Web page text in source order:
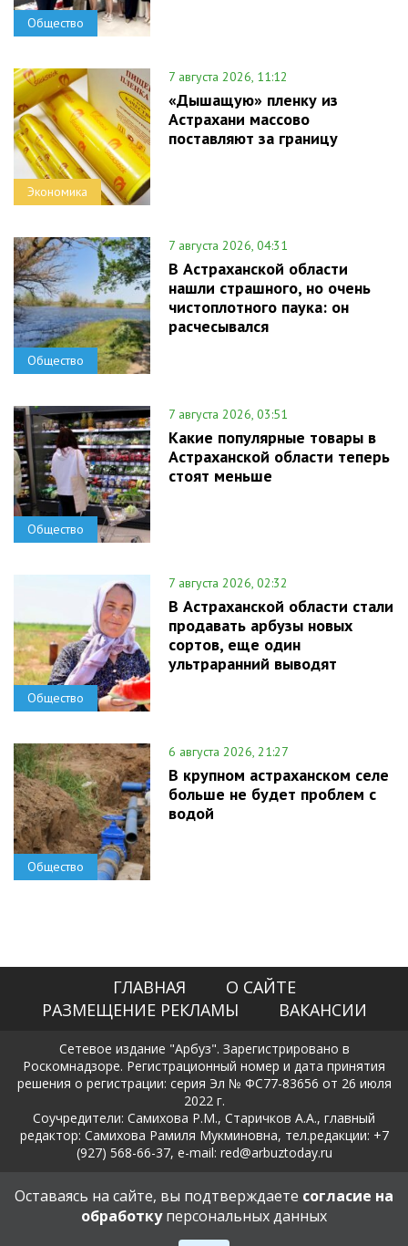
Общество
Экономика
7 августа 2026, 11:12
«Дышащую» пленку из
Астрахани массово
поставляют за границу
Общество
7 августа 2026, 04:31
В Астраханской области
нашли страшного, но очень
чистоплотного паука: он
расчесывался
Общество
7 августа 2026, 03:51
Какие популярные товары в
Астраханской области теперь
стоят меньше
Общество
7 августа 2026, 02:32
В Астраханской области стали
продавать арбузы новых
сортов, еще один
ультраранний выводят
Общество
6 августа 2026, 21:27
В крупном астраханском селе
больше не будет проблем с
водой
ГЛАВНАЯ
О САЙТЕ
РАЗМЕЩЕНИЕ РЕКЛАМЫ
ВАКАНСИИ
Сетевое издание "Арбуз". Зарегистрировано в
Роскомнадзоре. Регистрационный номер и дата принятия
решения о регистрации: серия Эл № ФС77-83656 от 26 июля
2022 г.
Соучредители: Самихова Р.М., Старичков А.А., главный
редактор: Самихова Рамиля Мукминовна, тел.редакции: +7
(927) 568-66-37, e-mail: red@arbuztoday.ru
Политика в отношении обработки и защиты персональных
данных
Оставаясь на сайте, вы подтверждаете согласие на
обработкуперсональных данных